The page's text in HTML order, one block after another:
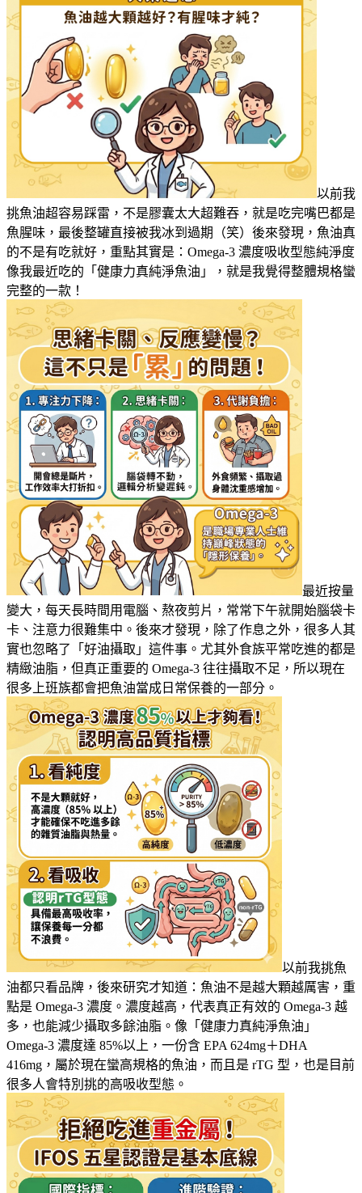
以前我
挑魚油超容易踩雷，不是膠囊太大超難吞，就是吃完嘴巴都是
魚腥味，最後整罐直接被我冰到過期（笑）後來發現，魚油真
的不是有吃就好，重點其實是：Omega-3 濃度吸收型態純淨度
像我最近吃的「健康力真純淨魚油」，就是我覺得整體規格蠻
完整的一款！
最近按量
變大，每天長時間用電腦、熬夜剪片，常常下午就開始腦袋卡
卡、注意力很難集中。後來才發現，除了作息之外，很多人其
實也忽略了「好油攝取」這件事。尤其外食族平常吃進的都是
精緻油脂，但真正重要的 Omega-3 往往攝取不足，所以現在
很多上班族都會把魚油當成日常保養的一部分。
以前我挑魚
油都只看品牌，後來研究才知道：魚油不是越大顆越厲害，重
點是 Omega-3 濃度。濃度越高，代表真正有效的 Omega-3 越
多，也能減少攝取多餘油脂。像「健康力真純淨魚油」
Omega-3 濃度達 85%以上，一份含 EPA 624mg＋DHA
416mg，屬於現在蠻高規格的魚油，而且是 rTG 型，也是目前
很多人會特別挑的高吸收型態。